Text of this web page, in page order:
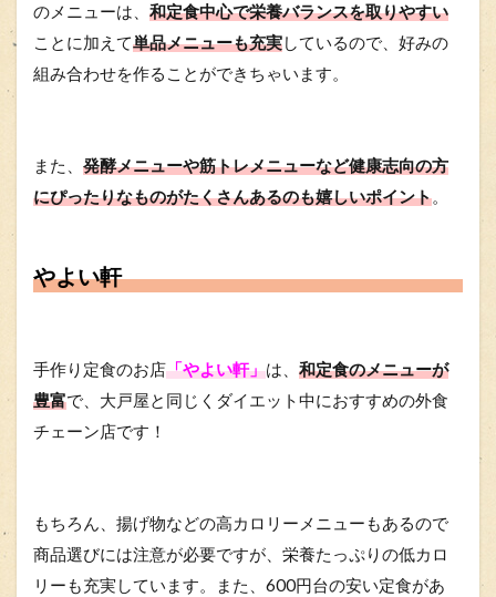
のメニューは、 和定食中心で栄養バランスを取りやすい
ことに加えて単品メニューも充実しているので、好みの
組み合わせを作ることができちゃいます。
また、 発酵メニューや筋トレメニューなど健康志向の方
にぴったりなものがたくさんあるのも嬉しいポイント。
やよい軒
手作り定食のお店「やよい軒」は、 和定食のメニューが
豊富で、大戸屋と同じくダイエット中におすすめの外食
チェーン店です！
もちろん、揚げ物などの高カロリーメニューもあるので
商品選びには注意が必要ですが、栄養たっぷりの低カロ
リーも充実しています。また、600円台の安い定食があ